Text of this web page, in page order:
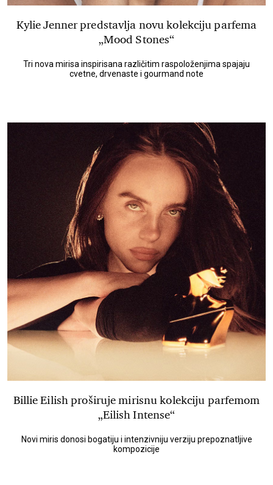
Kylie Jenner predstavlja novu kolekciju parfema
„Mood Stones“
Tri nova mirisa inspirisana različitim raspoloženjima spajaju
cvetne, drvenaste i gourmand note
Billie Eilish proširuje mirisnu kolekciju parfemom
„Eilish Intense“
Novi miris donosi bogatiju i intenzivniju verziju prepoznatljive
kompozicije